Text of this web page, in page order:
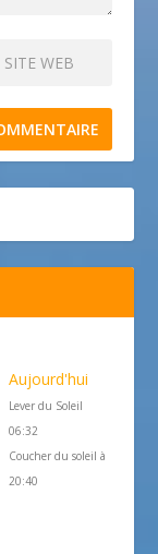
Aujourd'hui
Lever du Soleil
06:32
Coucher du soleil à
20:40